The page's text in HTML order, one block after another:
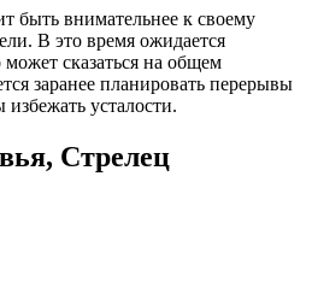
быть внимательнее к своему
В это время ожидается
сказаться на общем
заранее планировать перерывы
избежать усталости.
Стрелец